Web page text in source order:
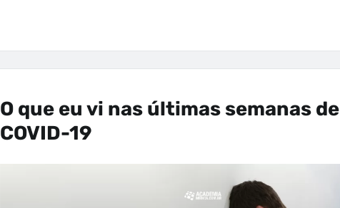
O que eu vi nas últimas semanas de
COVID-19